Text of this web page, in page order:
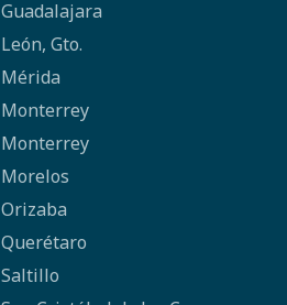
Guadalajara
León, Gto.
Mérida
Monterrey
Monterrey
Morelos
Orizaba
Querétaro
Saltillo